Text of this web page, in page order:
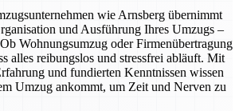
wie Arnsberg übernimmt
und Ausführung Ihres Umzugs –
Wohnungsumzug oder Firmenübertragung
alles reibungslos und stressfrei abläuft. Mit
und fundierten Kenntnissen wissen
Umzug ankommt, um Zeit und Nerven zu